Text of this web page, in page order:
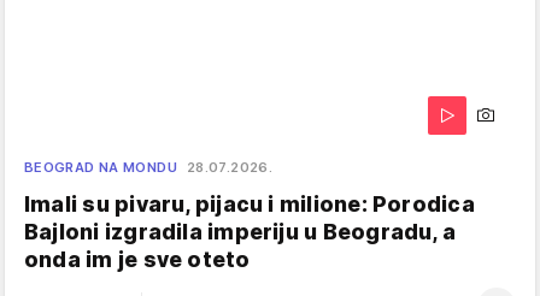
BEOGRAD NA MONDU 28.07.2026.
Imali su pivaru, pijacu i milione: Porodica
Bajloni izgradila imperiju u Beogradu, a
onda im je sve oteto